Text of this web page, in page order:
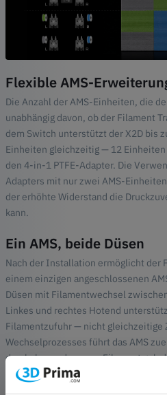
Flexible AMS-
Die Anzahl der AMS-Einheiten, die
unabhängig davon, ob der Filament
dem Switch unterstützt der X2D bis
Einheiten gleichzeitig — 12
den 4-in-1 PTFE-Adapter. Die
Adapters mit nur zwei AMS-
der erhöhte Widerstand die
kann.
Ein AMS, beide Düsen
Nach der Installation ermöglicht der
einem einzigen angeschlossenen
Düsen mit Filamentwechsel
Linkes und rechtes Hotend
Filamentzufuhr — nicht gleichzeitige
Wechselprozesses führt das AMS
durch, bevor das neue Filament
Installation